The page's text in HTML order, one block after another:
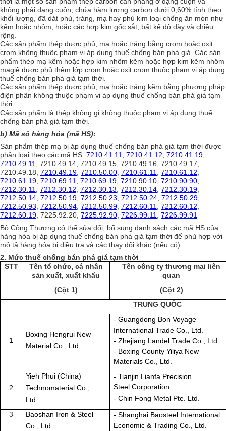
không phải dạng cuộn, chứa hàm lượng carbon dưới 0,60% tính theo
khối lượng, đã dát phủ, tráng, mạ hay phủ kim loại chống ăn mòn như
kẽm hoặc nhôm, hoặc các hợp kim gốc sắt, bất kể độ dày và chiều
rộng.
Các sản phẩm thép được phủ, mạ hoặc tráng bằng crom hoặc oxit
crom không thuộc phạm vi áp dụng thuế chống bán phá giá. Các sản
phẩm thép mạ kẽm hoặc hợp kim nhôm kẽm hoặc hợp kim kẽm nhôm
magiê được phủ thêm lớp crom hoặc oxit crom thuộc phạm vi áp dụng
thuế chống bán phá giá tạm thời.
Các sản phẩm thép được phủ, mạ hoặc tráng kẽm bằng phương pháp
điện phân không thuộc phạm vi áp dụng thuế chống bán phá giá tạm
thời.
Các sản phẩm là thép không gỉ không thuộc phạm vi áp dụng thuế
chống bán phá giá tạm thời.
b) Mã số hàng hóa (mã HS):
Sản phẩm thép mạ bị áp dụng thuế chống bán phá giá tạm thời được
phân loại theo các mã HS: 7210.41.11 7210.41.12 7210.41.19
7210.49.11
, 7210.49.14, 7210.49.15, 7210.49.16, 7210.49.17,
7210.49.18, 7210.49.19 7210.50.00 7210.61.11 7210.61.12
7210.61.19 7210.69.11 7210.69.19 7210.90.10 7210.90.90
7212.30.11
7212.30.12 7212.30.13 7212.30.14 7212.30.19
7212.50.14 7212.50.19 7212.50.23 7212.50.24 7212.50.29
7212.50.93 7212.50.94 7212.50.99 7212.60.11 7212.60.12
7212.60.19 , 7225.92.20, 7225.92.90 7226.99.11
7226.99.91
Bộ Công Thương có thể sửa đổi, bổ sung danh sách các mã HS của
hàng hóa bị áp dụng thuế chống bán phá giá tạm thời để phù hợp với
mô tả hàng hóa bị điều tra và các thay đổi khác (nếu có).
2. Mức thuế chống bán phá giá tạm thời
STT
Tên tổ chức, cá nhân
sản xuất, xuất khẩu
Tên công ty thương mại liên
quan
(Cột 1)
(Cột 2)
TRUNG QUỐC
1
Boxing Hengrui New
Material Co., Ltd.
- Guangdong BonVoyage
International Trade Co., Ltd.
- Zhejiang LandelTrade Co., Ltd.
- Boxing County Yiliya New
Materials Co., Ltd.
2
Yieh Phui(China)
Technomaterial Co.,
Ltd.
-Tianjin Lianfa Precision
SteelCorporation
- Chin Fong Metal Pte. Ltd.
3
Baoshan Iron & Steel
Co., Ltd.
- Shanghai Baosteel International
Economic & Trading Co., Ltd.